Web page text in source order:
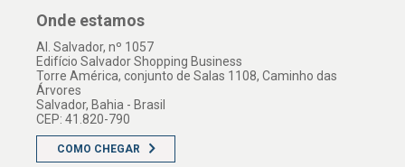
Onde estamos
Al. Salvador, nº 1057
Edifício Salvador Shopping Business
Torre América, conjunto de Salas 1108, Caminho das
Árvores
Salvador, Bahia - Brasil
CEP: 41.820-790
COMO CHEGAR